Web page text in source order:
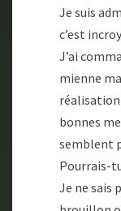
Je suis
c’est
J’ai
mienne
réalisation
bonnes
semblent
Pourrais-
Je ne sais